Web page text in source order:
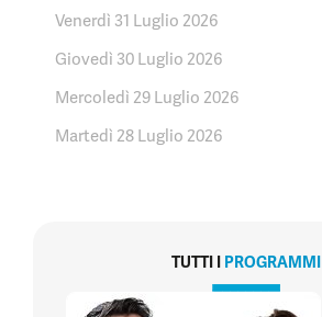
Venerdì 31 Luglio 2026
Giovedì 30 Luglio 2026
Mercoledì 29 Luglio 2026
Martedì 28 Luglio 2026
TUTTI I PROGRAMMI